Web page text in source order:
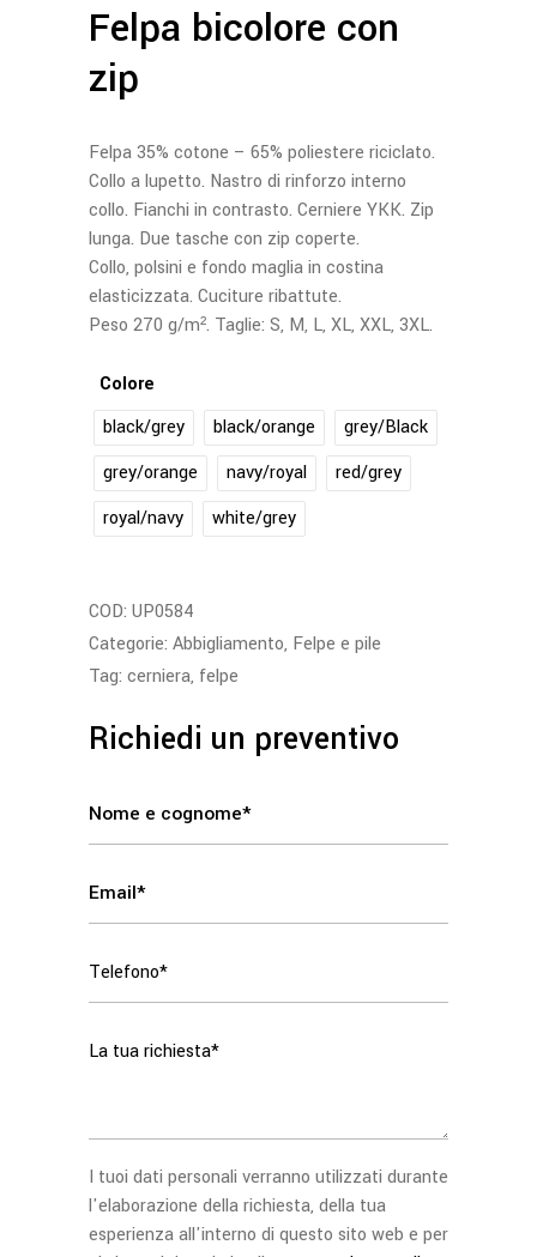
Felpa bicolore con
zip
Felpa 35% cotone – 65% poliestere riciclato.
Collo a lupetto. Nastro di rinforzo interno
collo. Fianchi in contrasto. Cerniere YKK. Zip
lunga. Due tasche con zip coperte.
Collo, polsini e fondo maglia in costina
elasticizzata. Cuciture ribattute.
Peso 270 g/m². Taglie: S, M, L, XL, XXL, 3XL.
Colore
black/grey
black/orange
grey/Black
grey/orange
navy/royal
red/grey
royal/navy
white/grey
COD: UP0584
Categorie: Abbigliamento, Felpe e pile
Tag: cerniera, felpe
Richiedi un preventivo
I tuoi dati personali verranno utilizzati durante
l'elaborazione della richiesta, della tua
esperienza all'interno di questo sito web e per